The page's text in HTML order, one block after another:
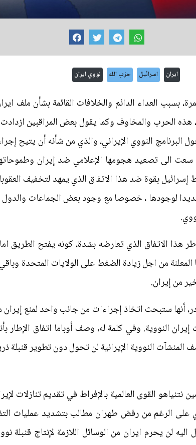
ايران اسرائيل حزب الله نووي ايران
بسبب العداء الدائم والخلافات القائمة بشأن ملف
هذه الحرب والمخاوف وكما يقول بعض المراقبين
البرنامج النووي الإيراني، والذي من شأنه أن يتيح
سعت الى تصعيد هجومها الإعلامي ضد إيران
إسرائيل بقوة ضد هذا الاتفاق الذي يمهد لتخفيف
لوجودها ، خصوصا مع وجود بعض الجماعات والدول
هذا الاتفاق الذي تعارضه بشدة، كونه يفتح الطريق
من اجل زيادة الضغط على الولايات المتحدة وباقي
من إيران.
أنها ستبحث اتخاذ إجراءات من جانب واحد لمنع
النووية. وفي كلمة له، وصف أوباما اتفاق
المنشآت النووية الإيرانية لن تحول دون تطوير قنبلة
نتنياهو القوى العالمية بالإفراط في تقديم تنازلات
على الرغم من رفض طهران مطالب بتشديد عمليات
لن يحرم ايران من الوسائل اللازمة لإنتاج قنبلة